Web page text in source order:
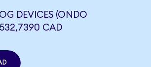
DEVICES (ONDO
CAD